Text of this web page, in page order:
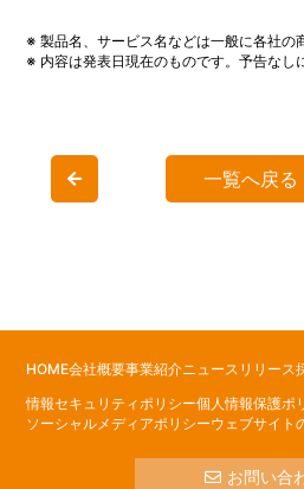
※ 製品名、サービス名などは一般に各社の
※ 内容は発表日現在のものです。予告なし
一覧へ戻る
HOME会社概要事業紹介ニュースリリース
情報セキュリティポリシー個人情報保護ポ
ソーシャルメディアポリシーウェブサイト
お問い合